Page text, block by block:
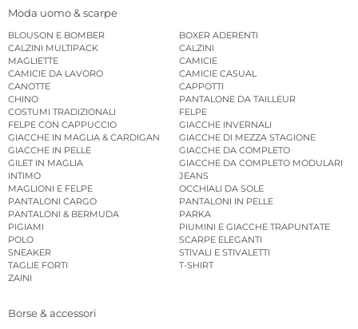
Moda uomo & scarpe
BLOUSON E BOMBER
BOXER ADERENTI
CALZINI MULTIPACK
CALZINI
MAGLIETTE
CAMICIE
CAMICIE DA LAVORO
CAMICIE CASUAL
CANOTTE
CAPPOTTI
CHINO
PANTALONE DA TAILLEUR
COSTUMI TRADIZIONALI
FELPE
FELPE CON CAPPUCCIO
GIACCHE INVERNALI
GIACCHE IN MAGLIA & CARDIGAN
GIACCHE DI MEZZA STAGIONE
GIACCHE IN PELLE
GIACCHE DA COMPLETO
GILET IN MAGLIA
GIACCHE DA COMPLETO MODULARI
INTIMO
JEANS
MAGLIONI E FELPE
OCCHIALI DA SOLE
PANTALONI CARGO
PANTALONI IN PELLE
PANTALONI & BERMUDA
PARKA
PIGIAMI
PIUMINI E GIACCHE TRAPUNTATE
POLO
SCARPE ELEGANTI
SNEAKER
STIVALI E STIVALETTI
TAGLIE FORTI
T-SHIRT
ZAINI
Borse & accessori